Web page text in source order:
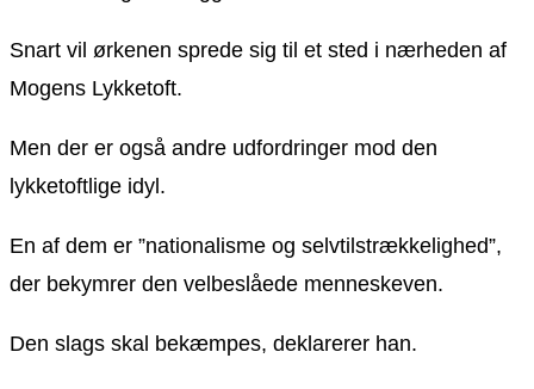
Snart vil ørkenen sprede sig til et sted i nærheden af
Mogens Lykketoft.
Men der er også andre udfordringer mod den
lykketoftlige idyl.
En af dem er ”nationalisme og selvtilstrækkelighed”,
der bekymrer den velbeslåede menneskeven.
Den slags skal bekæmpes, deklarerer han.